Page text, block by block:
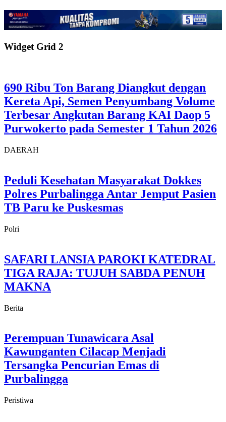
Widget Grid 2
690 Ribu Ton Barang Diangkut dengan
Kereta Api, Semen Penyumbang Volume
Terbesar Angkutan Barang KAI Daop 5
Purwokerto pada Semester 1 Tahun 2026
DAERAH
Peduli Kesehatan Masyarakat Dokkes
Polres Purbalingga Antar Jemput Pasien
TB Paru ke Puskesmas
Polri
SAFARI LANSIA PAROKI KATEDRAL
TIGA RAJA: TUJUH SABDA PENUH
MAKNA
Berita
Perempuan Tunawicara Asal
Kawunganten Cilacap Menjadi
Tersangka Pencurian Emas di
Purbalingga
Peristiwa